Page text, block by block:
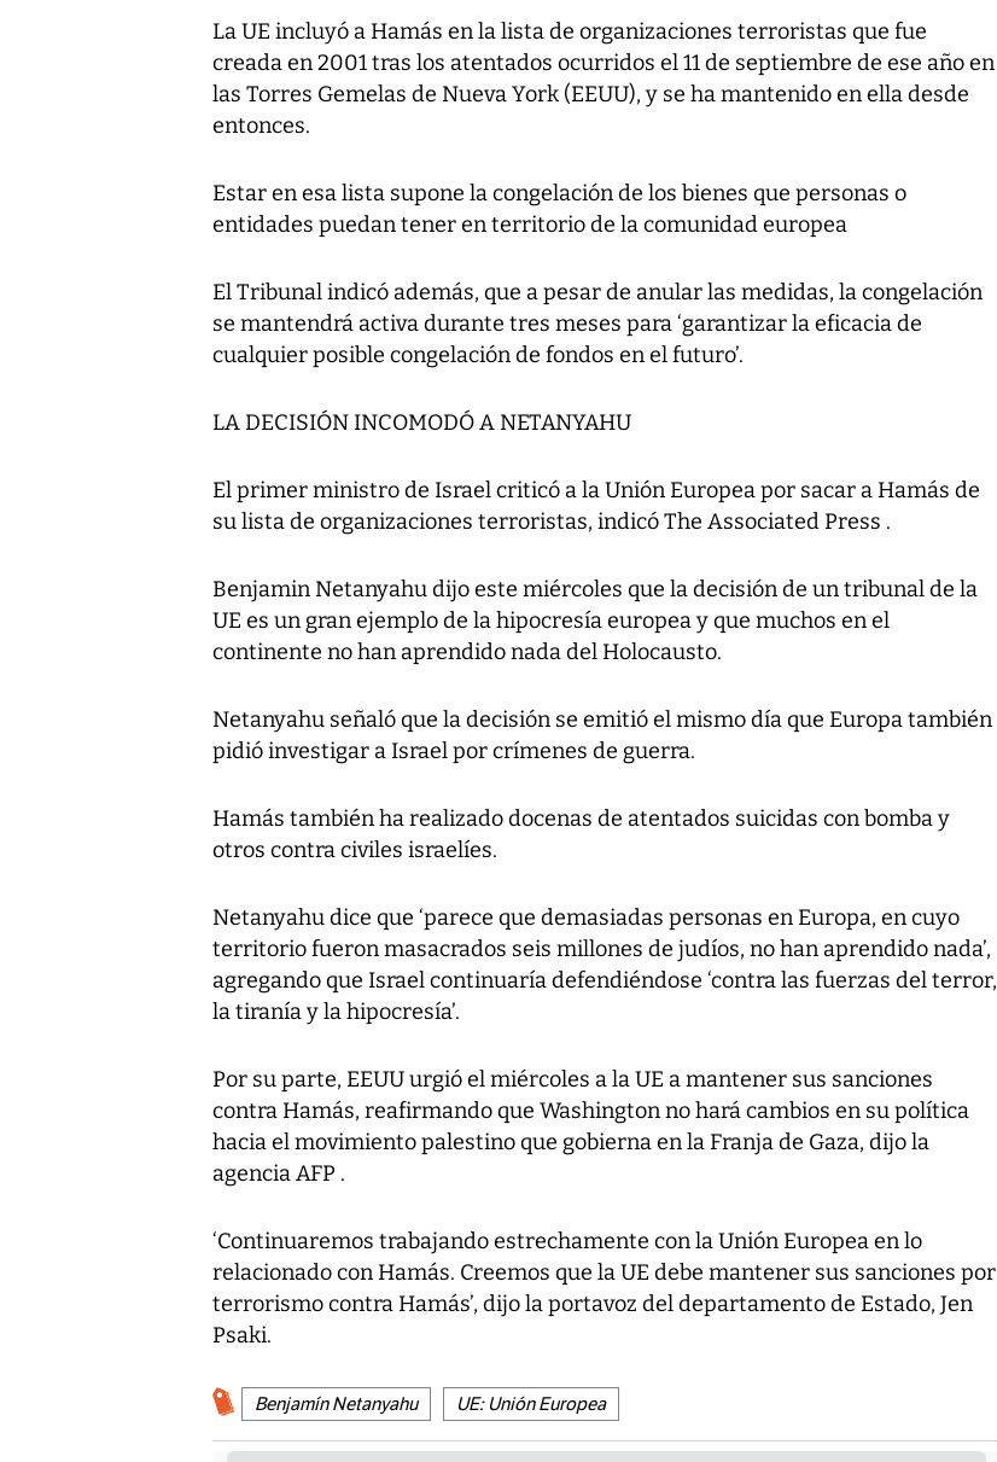
La UE incluyó a Hamás en la lista de organizaciones terroristas que fue
creada en 2001 tras los atentados ocurridos el 11 de septiembre de ese año en
las Torres Gemelas de Nueva York (EEUU), y se ha mantenido en ella desde
entonces.
Estar en esa lista supone la congelación de los bienes que personas o
entidades puedan tener en territorio de la comunidad europea
El Tribunal indicó además, que a pesar de anular las medidas, la congelación
se mantendrá activa durante tres meses para ‘garantizar la eficacia de
cualquier posible congelación de fondos en el futuro’.
LA DECISIÓN INCOMODÓ A NETANYAHU
El primer ministro de Israel criticó a la Unión Europea por sacar a Hamás de
su lista de organizaciones terroristas, indicó The Associated Press .
Benjamin Netanyahu dijo este miércoles que la decisión de un tribunal de la
UE es un gran ejemplo de la hipocresía europea y que muchos en el
continente no han aprendido nada del Holocausto.
Netanyahu señaló que la decisión se emitió el mismo día que Europa también
pidió investigar a Israel por crímenes de guerra.
Hamás también ha realizado docenas de atentados suicidas con bomba y
otros contra civiles israelíes.
Netanyahu dice que ‘parece que demasiadas personas en Europa, en cuyo
territorio fueron masacrados seis millones de judíos, no han aprendido nada’,
agregando que Israel continuaría defendiéndose ‘contra las fuerzas del terror,
la tiranía y la hipocresía’.
Por su parte, EEUU urgió el miércoles a la UE a mantener sus sanciones
contra Hamás, reafirmando que Washington no hará cambios en su política
hacia el movimiento palestino que gobierna en la Franja de Gaza, dijo la
agencia AFP .
‘Continuaremos trabajando estrechamente con la Unión Europea en lo
relacionado con Hamás. Creemos que la UE debe mantener sus sanciones por
terrorismo contra Hamás’, dijo la portavoz del departamento de Estado, Jen
Psaki.
Benjamín Netanyahu UE: Unión Europea